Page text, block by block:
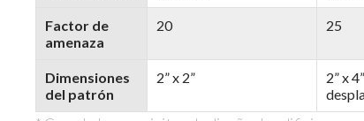
Factor de
amenaza
20 25
Dimensiones
del patrón
2” x 2”
2” x